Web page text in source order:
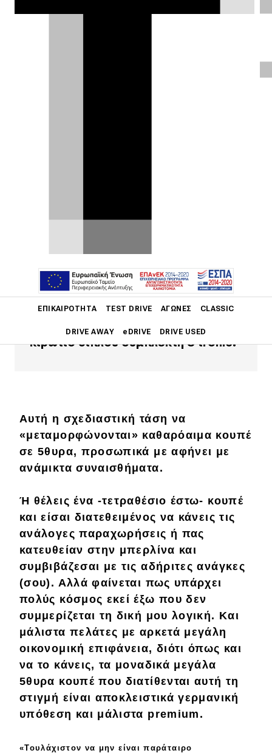
ΕΠΙΚΑΙΡΌΤΗΤΑ TEST DRIVE ΑΓΏΝΕΣ CLASSIC
DRIVE AWAY eDRIVE DRIVE USED
Πρωτότυπα
Ελλάδα
Κόσμος
Τεχνολογία
Ασφάλεια
Αγορά
Απόψεις
Test Drive
Δοκιμή
Αποστολή
Συγκρίνουμε
quattro S tronic
Δοκιμάζουμε την 5θυρη έκδοση του
νέου Α5 με δίλιτρο TFSI 252 ίππων,
κιβώτιο διπλού συμπλέκτη S tronic.
Αυτή η σχεδιαστική τάση να
«μεταμορφώνονται» καθαρόαιμα κουπέ
σε 5θυρα, προσωπικά με αφήνει με
ανάμικτα συναισθήματα.
Ή θέλεις ένα -τετραθέσιο έστω- κουπέ
και είσαι διατεθειμένος να κάνεις τις
ανάλογεςπαραχωρήσεις ή πας
κατευθείαν στην μπερλίνα και
συμβιβάζεσαι με τις αδήριτεςανάγκες
(σου). Αλλά φαίνεται πως υπάρχει
πολύς κόσμος εκεί έξω που δεν
συμμερίζεται τη δική μου λογική. Και
μάλιστα πελάτες με αρκετά μεγάλη
οικονομική επιφάνεια, διότι όπως και
να το κάνεις, τα μοναδικά μεγάλα
5θυρα κουπέ που διατίθενται αυτή τη
στιγμή είναι αποκλειστικάγερμανική
υπόθεση και μάλιστα premium.
«Τουλάχιστον να μην είναιπαράταιρο